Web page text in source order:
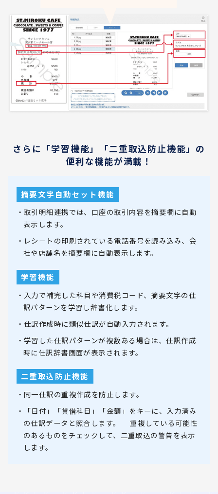
さらに「学習機能」「二重取込防止機能」の
便利な機能が満載！
摘要文字自動セット機能
・取引明細連携では、口座の取引内容を摘要欄に自動
表示します。
・レシートの印刷されている電話番号を読み込み、会
社や店舗名を摘要欄に自動表示します。
学習機能
・入力で補完した科目や消費税コード、摘要文字の仕
訳パターンを学習し辞書化します。
・仕訳作成時に類似仕訳が自動入力されます。
・学習した仕訳パターンが複数ある場合は、仕訳作成
時に仕訳辞書画面が表示されます。
二重取込防止機能
・同一仕訳の重複作成を防止します。
・「日付」「貸借科目」「金額」をキーに、入力済み
の仕訳データと照合します。 重複している可能性
のあるものをチェックして、二重取込の警告を表示
します。